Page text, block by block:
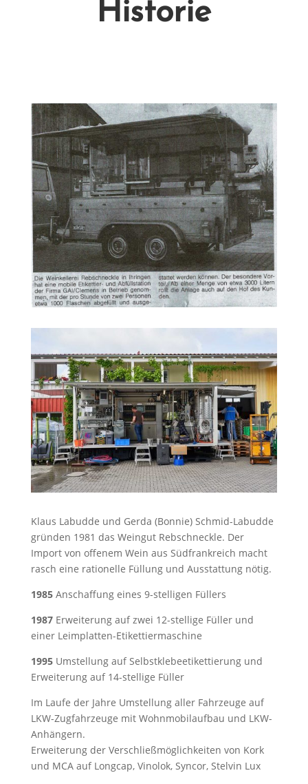
Historie
Klaus Labudde und Gerda (Bonnie) Schmid-Labudde
gründen 1981 das Weingut Rebschneckle. Der
Import von offenem Wein aus Südfrankreich macht
rasch eine rationelle Füllung und Ausstattung nötig.
1985Anschaffung eines 9-stelligen Füllers
1987Erweiterung auf zwei 12-stellige Füller und
einer Leimplatten-Etikettiermaschine
1995Umstellung auf Selbstklebeetikettierung und
Erweiterung auf 14-stellige Füller
Im Laufe der Jahre Umstellung aller Fahrzeuge auf
LKW-Zugfahrzeuge mit Wohnmobilaufbau und LKW-
Anhängern.
Erweiterung der Verschließmöglichkeiten von Kork
und MCA auf Longcap, Vinolok, Syncor, Stelvin Lux